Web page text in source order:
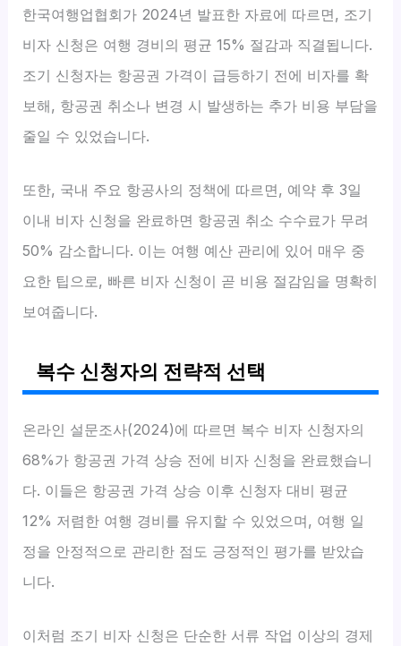
한국여행업협회가 2024년 발표한 자료에 따르면, 조기
비자 신청은 여행 경비의 평균 15% 절감과 직결됩니다.
조기 신청자는 항공권 가격이 급등하기 전에 비자를 확
보해, 항공권 취소나 변경 시 발생하는 추가 비용 부담을
줄일 수 있었습니다.
또한, 국내 주요 항공사의 정책에 따르면, 예약 후 3일
이내 비자 신청을 완료하면 항공권 취소 수수료가 무려
50% 감소합니다. 이는 여행 예산 관리에 있어 매우 중
요한 팁으로, 빠른 비자 신청이 곧 비용 절감임을 명확히
보여줍니다.
복수 신청자의 전략적 선택
온라인 설문조사(2024)에 따르면 복수 비자 신청자의
68%가 항공권 가격 상승 전에 비자 신청을 완료했습니
다. 이들은 항공권 가격 상승 이후 신청자 대비 평균
12% 저렴한 여행 경비를 유지할 수 있었으며, 여행 일
정을 안정적으로 관리한 점도 긍정적인 평가를 받았습
니다.
이처럼 조기 비자 신청은 단순한 서류 작업 이상의 경제